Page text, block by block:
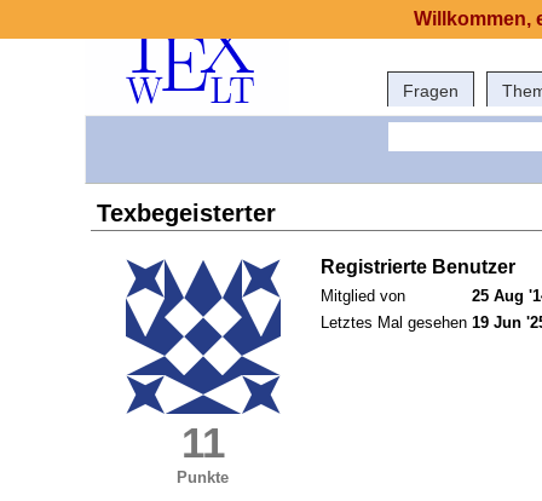
Fragen
Texbegeisterter
11
Punkte
Registrierte Benutzer
Mitglied von
25 Aug
Letztes Mal gesehen 19 Jun
Willkommen,